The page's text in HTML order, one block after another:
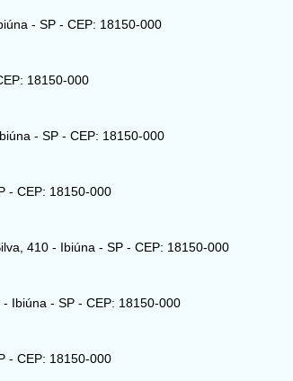
- SP - CEP: 18150-000
18150-000
- SP - CEP: 18150-000
- CEP: 18150-000
410 - Ibiúna - SP - CEP: 18150-000
Ibiúna - SP - CEP: 18150-000
- CEP: 18150-000